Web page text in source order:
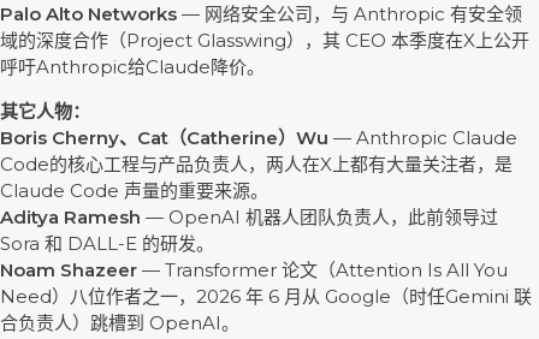
Palo Alto Networks — 网络安全公司，与 Anthropic 有安全领
域的深度合作（Project Glasswing），其 CEO 本季度在X上公开
呼吁Anthropic给Claude降价。
其它人物：
Boris Cherny、Cat（Catherine）Wu — Anthropic Claude
Code的核心工程与产品负责人，两人在X上都有大量关注者，是
Claude Code 声量的重要来源。
Aditya Ramesh — OpenAI 机器人团队负责人，此前领导过
Sora 和 DALL-E 的研发。
Noam Shazeer — Transformer 论文（Attention Is All You
Need）八位作者之一，2026 年 6 月从 Google（时任Gemini 联
合负责人）跳槽到 OpenAI。